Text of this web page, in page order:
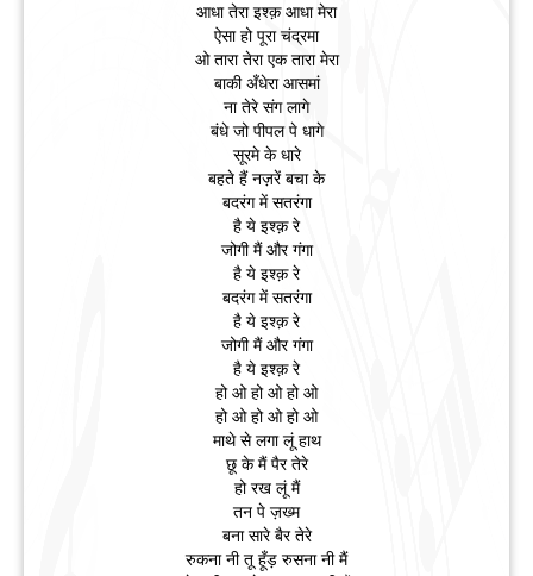
आधा तेरा इश्क़ आधा मेरा
ऐसा हो पूरा चंद्रमा
ओ तारा तेरा एक तारा मेरा
बाकी अँधेरा आसमां
ना तेरे संग लागे
बंधे जो पीपल पे धागे
सूरमे के धारे
बहते हैं नज़रें बचा के
बदरंग में सतरंगा
है ये इश्क़ रे
जोगी मैं और गंगा
है ये इश्क़ रे
बदरंग में सतरंगा
है ये इश्क़ रे
जोगी मैं और गंगा
है ये इश्क़ रे
हो ओ हो ओ हो ओ
हो ओ हो ओ हो ओ
माथे से लगा लूं हाथ
छू के मैं पैर तेरे
हो रख लूं मैं
तन पे ज़ख्म
बना सारे बैर तेरे
रुकना नी तू हूँड़ रुसना नी मैं